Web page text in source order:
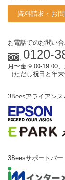
資料請求・お
お電話でのお問い
0120-
月〜金 9:00-19:00
（ただし祝日と年
3Beesアライアンス
3Beesサポートパー